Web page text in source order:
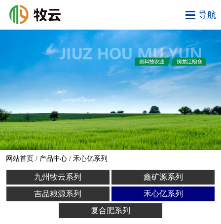
网站首页/ 产品中心/ 禾心亿系列
九州牧云系列
鑫矿源系列
吉品粮源系列
禾心亿系列
复合肥系列